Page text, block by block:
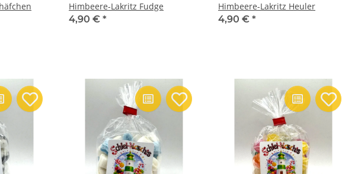
Himbeere-Lakritz Fudge
4,90 € *
Himbeere-Lakritz Heuler
4,90 € *